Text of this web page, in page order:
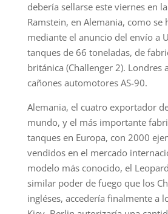
debería sellarse este viernes en
Ramstein, en Alemania, como se
mediante el anuncio del envío a
tanques de 66 toneladas, de
británica (Challenger 2). Londres
cañones automotores AS-90.
Alemania, el cuatro exportador
mundo, y el más importante
tanques en Europa, con 2000
vendidos en el mercado
modelo más conocido, el
similar poder de fuego que los
ingléses, accedería finalmente a